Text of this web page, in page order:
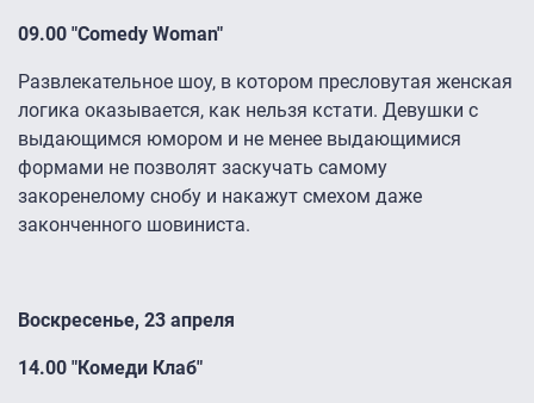
09.00 "Comedy Woman"
Развлекательное шоу, в котором пресловутая женская
логика оказывается, как нельзя кстати. Девушки с
выдающимся юмором и не менее выдающимися
формами не позволят заскучать самому
закоренелому снобу и накажут смехом даже
законченного шовиниста.
Воскресенье, 23 апреля
14.00 "Комеди Клаб"